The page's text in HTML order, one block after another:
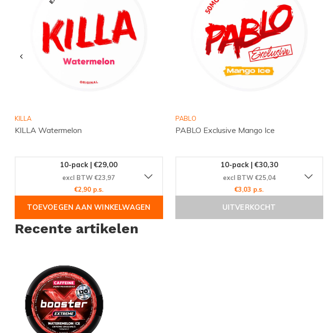
bereikbaarheid, zodat je altijd weet waar je aan toe bent. Dankzij consistente
leveringen en een professioneel samengesteld aanbod wordt snus en nicotinezakjes
bestellen niet alleen makkelijk, maar ook prettig en voorspelbaar. Zo biedt Snussie.com
een fijne, vertrouwde plek voor iedereen die graag discreet en stijlvol wil genieten.
Ontdek het complete aanbod van nicotinezakjes en snus op Snussie.com
voorraadupdates. Bestel eenvoudig online en geniet snel van jouw favoriete zakjes.
KILLA
KILLA Watermelon
10-pack | €29,00
excl BTW €23,97
€2,90 p.s.
TOEVOEGEN AAN WINKELWAGEN
PABLO
PABLO Exclusive Mango Ice
10-pack | €30,30
excl BTW €25,04
€3,03 p.s.
UITVERKOCHT
Recente artikelen